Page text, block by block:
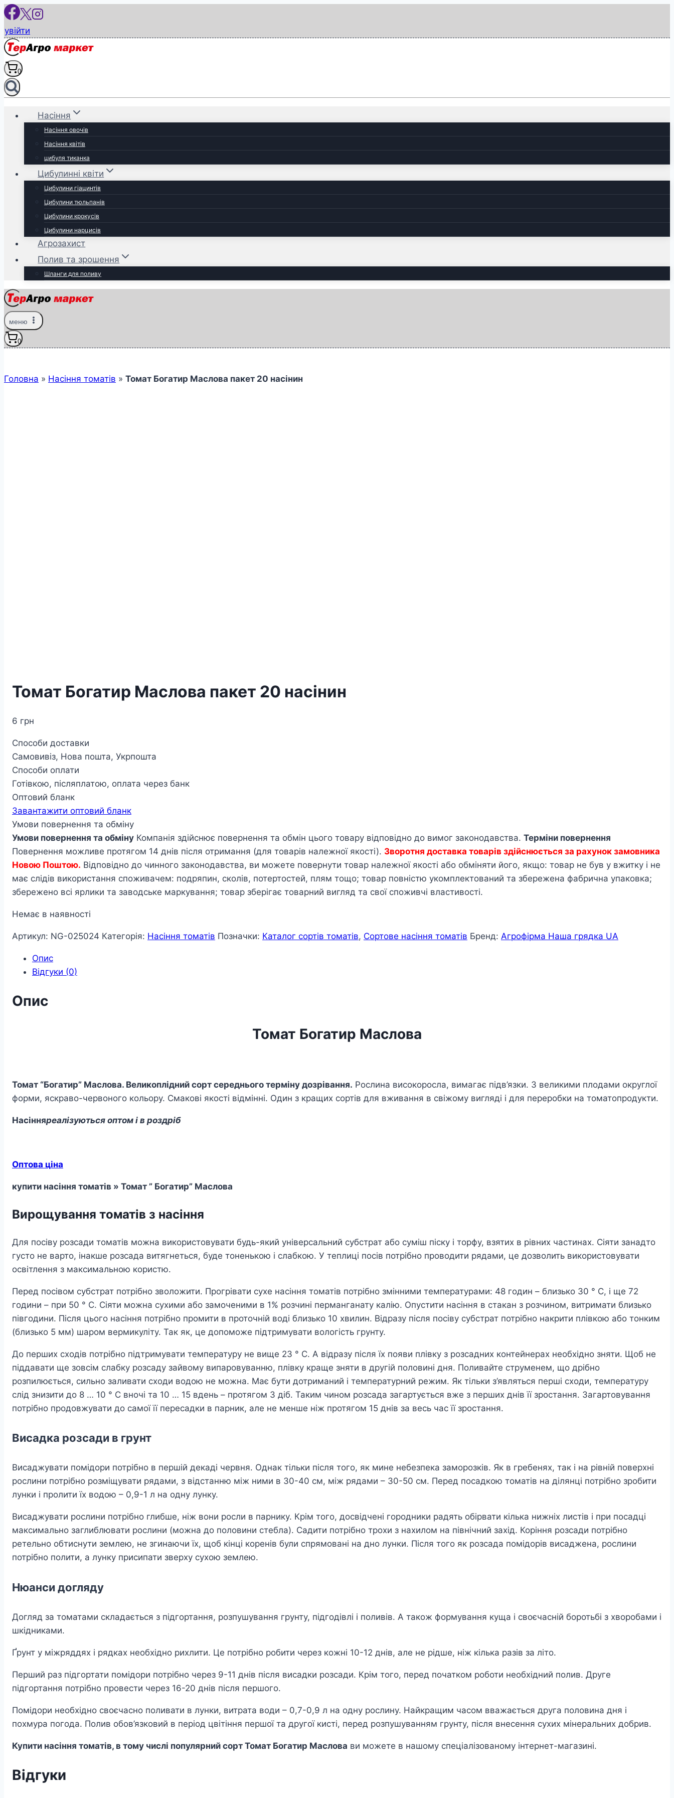
Перейти
вмісту
увійти
0
Насіння
Насіння овочів
Насіння квітів
цибуля тиканка
Цибулинні квіти
Цибулини гіацинтів
Цибулини тюльпанів
Цибулини крокусів
Цибулини нарцисів
Агрозахист
Полив та зрошення
Шланги для поливу
меню
0
Головна » Насіння томатів » Томат Богатир Маслова пакет 20 насінин
Томат Богатир Маслова пакет 20 насінин
6 грн
Способи доставки
Самовивіз, Нова пошта, Укрпошта
Способи оплати
Готівкою, післяплатою, оплата через банк
Оптовий бланк
Завантажити оптовий бланк
Умови повернення та обміну
Умови повернення та обміну Компанія здійснює повернення та обмін цього товару відповідно до вимог законодавства. Терміни повернення
Повернення можливе протягом 14 днів після отримання (для товарів належної якості). Зворотня доставка товарів здійснюється за рахунок замовника
Новою Поштою. Відповідно до чинного законодавства, ви можете повернути товар належної якості або обміняти його, якщо: товар не був у вжитку і не
має слідів використання споживачем: подряпин, сколів, потертостей, плям тощо; товар повністю укомплектований та збережена фабрична упаковка;
збережено всі ярлики та заводське маркування; товар зберігає товарний вигляд та свої споживчі властивості.
Немає в наявності
Артикул: NG-025024 Категорія: Насіння томатів Позначки: Каталог сортів томатів, Сортове насіння томатів Бренд: Агрофірма Наша грядка UA
Опис
Відгуки (0)
Опис
Томат Богатир Маслова
Томат “Богатир” Маслова. Великоплідний сорт середнього терміну дозрівання. Рослина високоросла, вимагає підв’язки. З великими плодами округлої
форми, яскраво-червоного кольору. Смакові якості відмінні. Один з кращих сортів для вживання в свіжому вигляді і для переробки на томатопродукти.
Насінняреалізуються оптом і в роздріб
Оптова ціна
купити насіння томатів » Томат ” Богатир” Маслова
Вирощування томатів з насіння
Для посіву розсади томатів можна використовувати будь-який універсальний субстрат або суміш піску і торфу, взятих в рівних частинах. Сіяти занадто
густо не варто, інакше розсада витягнеться, буде тоненькою і слабкою. У теплиці посів потрібно проводити рядами, це дозволить використовувати
освітлення з максимальною користю.
Перед посівом субстрат потрібно зволожити. Прогрівати сухе насіння томатів потрібно змінними температурами: 48 годин – близько 30 ° С, і ще 72
години – при 50 ° С. Сіяти можна сухими або замоченими в 1% розчині перманганату калію. Опустити насіння в стакан з розчином, витримати близько
півгодини. Після цього насіння потрібно промити в проточній воді близько 10 хвилин. Відразу після посіву субстрат потрібно накрити плівкою або тонким
(близько 5 мм) шаром вермикуліту. Так як, це допоможе підтримувати вологість грунту.
До перших сходів потрібно підтримувати температуру не вище 23 ° С. А відразу після їх появи плівку з розсадних контейнерах необхідно зняти. Щоб не
піддавати ще зовсім слабку розсаду зайвому випаровуванню, плівку краще зняти в другій половині дня. Поливайте струменем, що дрібно
розпилюється, сильно заливати сходи водою не можна. Має бути дотриманий і температурний режим. Як тільки з’являться перші сходи, температуру
слід знизити до 8 … 10 ° С вночі та 10 … 15 вдень – протягом 3 діб. Таким чином розсада загартується вже з перших днів її зростання. Загартовування
потрібно продовжувати до самої її пересадки в парник, але не менше ніж протягом 15 днів за весь час її зростання.
Висадка розсади в грунт
Висаджувати помідори потрібно в першій декаді червня. Однак тільки після того, як мине небезпека заморозків. Як в гребенях, так і на рівній поверхні
рослини потрібно розміщувати рядами, з відстанню між ними в 30-40 см, між рядами – 30-50 см. Перед посадкою томатів на ділянці потрібно зробити
лунки і пролити їх водою – 0,9-1 л на одну лунку.
Висаджувати рослини потрібно глибше, ніж вони росли в парнику. Крім того, досвідчені городники радять обірвати кілька нижніх листів і при посадці
максимально заглиблювати рослини (можна до половини стебла). Садити потрібно трохи з нахилом на північний захід. Коріння розсади потрібно
ретельно обтиснути землею, не згинаючи їх, щоб кінці коренів були спрямовані на дно лунки. Після того як розсада помідорів висаджена, рослини
потрібно полити, а лунку присипати зверху сухою землею.
Нюанси догляду
Догляд за томатами складається з підгортання, розпушування грунту, підгодівлі і поливів. А також формування куща і своєчасній боротьбі з хворобами і
шкідниками.
Ґрунт у міжряддях і рядках необхідно рихлити. Це потрібно робити через кожні 10-12 днів, але не рідше, ніж кілька разів за літо.
Перший раз підгортати помідори потрібно через 9-11 днів після висадки розсади. Крім того, перед початком роботи необхідний полив. Друге
підгортання потрібно провести через 16-20 днів після першого.
Помідори необхідно своєчасно поливати в лунки, витрата води – 0,7-0,9 л на одну рослину. Найкращим часом вважається друга половина дня і
похмура погода. Полив обов’язковий в період цвітіння першої та другої кисті, перед розпушуванням грунту, після внесення сухих мінеральних добрив.
Купити насіння томатів, в тому числі популярний сорт Томат Богатир Маслова ви можете в нашому спеціалізованому інтернет-магазині.
Відгуки